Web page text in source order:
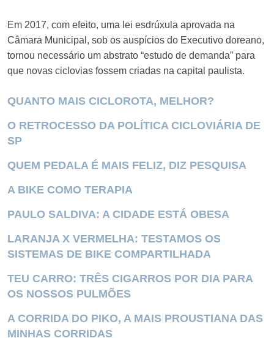
Em 2017, com efeito, uma lei esdrúxula aprovada na
Câmara Municipal, sob os auspícios do Executivo doreano,
tornou necessário um abstrato “estudo de demanda” para
que novas ciclovias fossem criadas na capital paulista.
QUANTO MAIS CICLOROTA, MELHOR?
O RETROCESSO DA POLÍTICA CICLOVIÁRIA DE
SP
QUEM PEDALA É MAIS FELIZ, DIZ PESQUISA
A BIKE COMO TERAPIA
PAULO SALDIVA: A CIDADE ESTÁ OBESA
LARANJA X VERMELHA: TESTAMOS OS
SISTEMAS DE BIKE COMPARTILHADA
TEU CARRO: TRÊS CIGARROS POR DIA PARA
OS NOSSOS PULMÕES
A CORRIDA DO PIKO, A MAIS PROUSTIANA DAS
MINHAS CORRIDAS